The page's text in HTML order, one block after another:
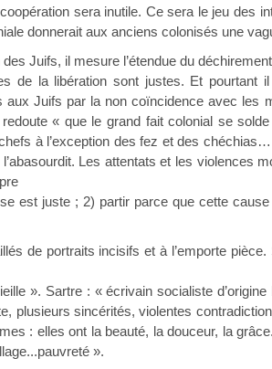
sera inutile. Ce sera le jeu des
donnerait aux anciens colonisés une
il mesure l’étendue du déchirement
de la libération sont justes. Et pourtant
Juifs par la non coïncidence avec les
« que le grand fait colonial se
à l’exception des fez et des
Les attentats et les violences
est juste ; 2) partir parce que cette
portraits incisifs et à l’emporte pièce.
». Sartre : « écrivain socialiste
plusieurs sincérités, violentes
: elles ont la beauté, la douceur, la
».